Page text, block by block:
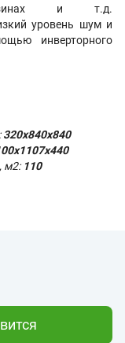
и т.д.
уровень шум и
инверторного
320х840х840
м2: 110